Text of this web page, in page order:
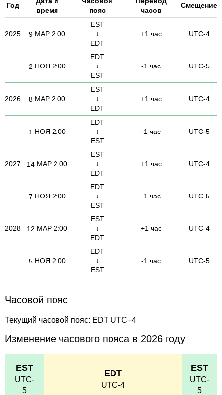
Год
время
пояс
часов
Смещение
2025 9 МАР 2:00
EST
↓
EDT
+1 час UTC-4
2 НОЯ 2:00
EDT
↓
EST
-1 час UTC-5
2026 8 МАР 2:00
EST
↓
EDT
+1 час UTC-4
1 НОЯ 2:00
EDT
↓
EST
-1 час UTC-5
2027 14 МАР 2:00
EST
↓
EDT
+1 час UTC-4
7 НОЯ 2:00
EDT
↓
EST
-1 час UTC-5
2028 12 МАР 2:00
EST
↓
EDT
+1 час UTC-4
5НОЯ 2:00
EDT
↓
EST
-1 час UTC-5
Часовой пояс
Текущий часовой пояс: EDT UTC−4
Изменение часового пояса в 2026 году
EST
UTC-
5
EDT
UTC-4
EST
UTC-
5